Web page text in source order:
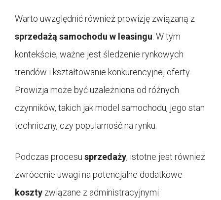
Warto uwzględnić również prowizję związaną z
sprzedażą samochodu w leasingu . W tym
kontekście, ważne jest śledzenie rynkowych
trendów i kształtowanie konkurencyjnej oferty.
Prowizja może być uzależniona od różnych
czynników, takich jak model samochodu, jego stan
techniczny, czy popularność na rynku.
Podczas procesu sprzedaży, istotne jest również
zwrócenie uwagi na potencjalne dodatkowe
koszty związane z administracyjnymi